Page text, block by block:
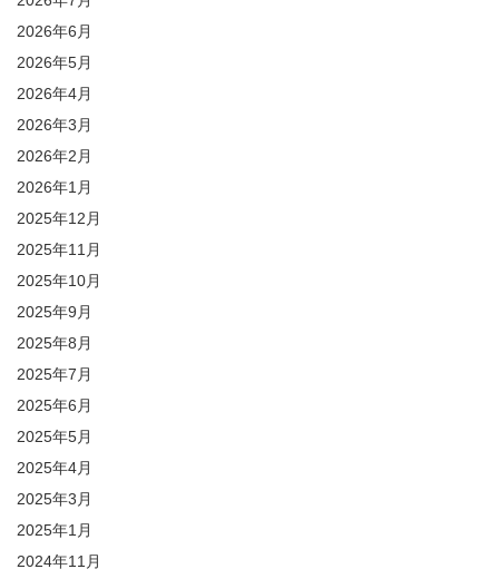
2026年6月
2026年5月
2026年4月
2026年3月
2026年2月
2026年1月
2025年12月
2025年11月
2025年10月
2025年9月
2025年8月
2025年7月
2025年6月
2025年5月
2025年4月
2025年3月
2025年1月
2024年11月